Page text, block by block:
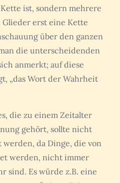
ist, sondern mehrere
erst eine Kette
über den ganzen
die unterscheidenden
anmerkt; auf diese
„das Wort der Wahrheit
die zu einem Zeitalter
gehört, sollte nicht
da Dinge, die von
werden, nicht immer
sind. Es würde z.B. eine